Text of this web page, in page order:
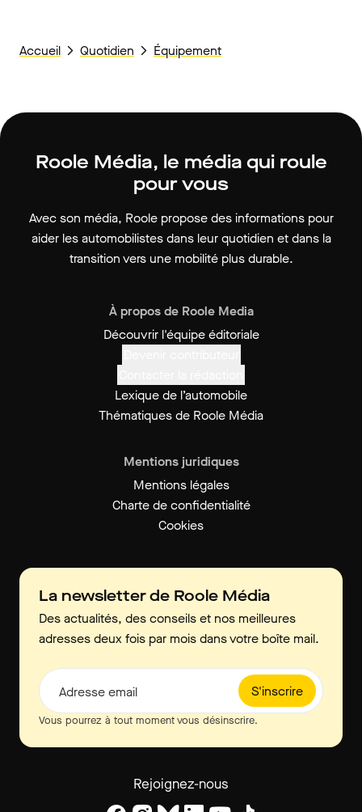
Accueil Quotidien Équipement
Roole Média, le média qui roule
pour vous
Avec son média, Roole propose des informations pour
aider les automobilistes dans leur quotidien et dans la
transition vers une mobilité plus durable.
À propos de Roole Media
Découvrir l'équipe éditoriale
Lexique de l’automobile
Thématiques de Roole Média
Mentions juridiques
Mentions légales
Charte de confidentialité
Cookies
La newsletter de Roole Média
Des actualités, des conseils et nos meilleures
adresses deux fois par mois dans votre boîte mail.
S'inscrire
Adresse email
Vous pourrez à tout moment vous désinscrire.
Rejoignez-nous